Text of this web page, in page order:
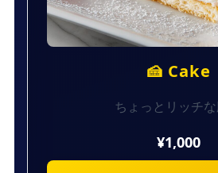
🍰 Cake
ちょっとリッチ
¥1,000